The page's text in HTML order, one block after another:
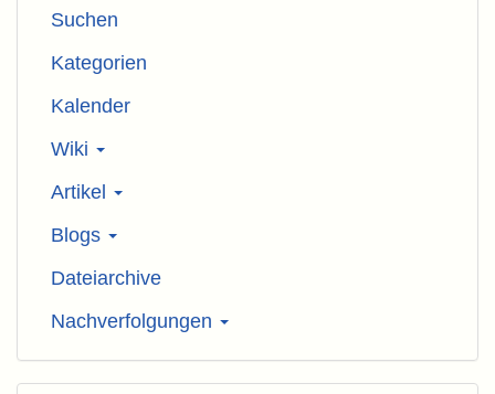
Suchen
Kategorien
Kalender
Wiki
Artikel
Blogs
Dateiarchive
Nachverfolgungen